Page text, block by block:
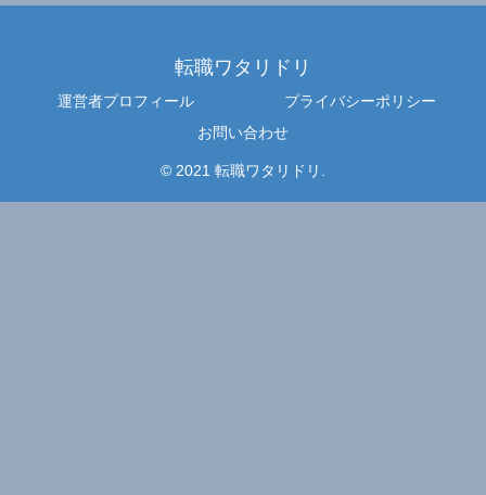
転職ワタリドリ
運営者プロフィール
プライバシーポリシー
お問い合わせ
© 2021 転職ワタリドリ.